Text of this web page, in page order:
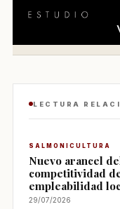
LECTURA
SALMONICULTURA
Nuevo arancel
competitividad
empleabilidad
29/07/2026